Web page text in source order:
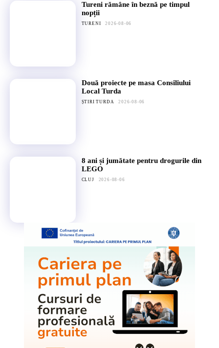
Tureni rămâne în beznă pe timpul
nopții
TURENI 2026-08-06
Două proiecte pe masa Consiliului
Local Turda
ȘTIRI TURDA 2026-08-06
8 ani și jumătate pentru drogurile din
LEGO
CLUJ 2026-08-06